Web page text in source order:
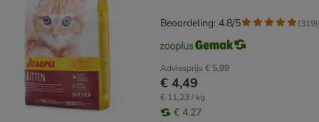
Adviesprijs € 5,99
€ 4,49
€ 11,23 / kg
€ 4,27
Beoordeling: 4.8/5 (319)